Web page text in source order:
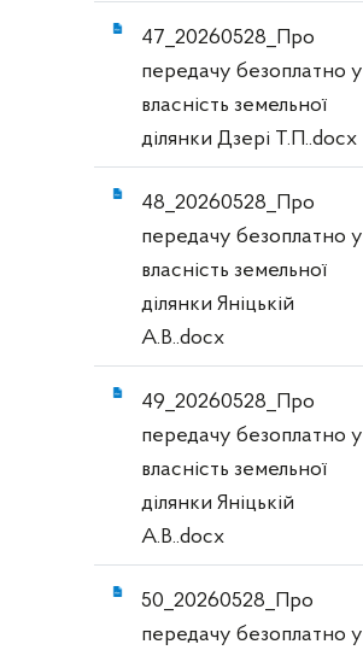
47_20260528_Про
передачу безоплатно у
власність земельної
ділянки Дзері Т.П..docx
48_20260528_Про
передачу безоплатно у
власність земельної
ділянки Яніцькій
А.В..docx
49_20260528_Про
передачу безоплатно у
власність земельної
ділянки Яніцькій
А.В..docx
50_20260528_Про
передачу безоплатно у